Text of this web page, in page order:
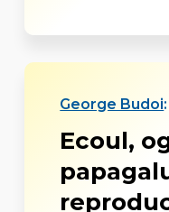
George Budoi:
Ecoul,